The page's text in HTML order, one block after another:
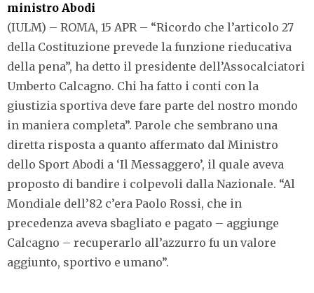
ministro Abodi
(IULM) – ROMA, 15 APR – “Ricordo che l’articolo 27
della Costituzione prevede la funzione rieducativa
della pena”, ha detto il presidente dell’Assocalciatori
Umberto Calcagno. Chi ha fatto i conti con la
giustizia sportiva deve fare parte del nostro mondo
in maniera completa”. Parole che sembrano una
diretta risposta a quanto affermato dal Ministro
dello Sport Abodi a ‘Il Messaggero’, il quale aveva
proposto di bandire i colpevoli dalla Nazionale. “Al
Mondiale dell’82 c’era Paolo Rossi, che in
precedenza aveva sbagliato e pagato – aggiunge
Calcagno – recuperarlo all’azzurro fu un valore
aggiunto, sportivo e umano”.